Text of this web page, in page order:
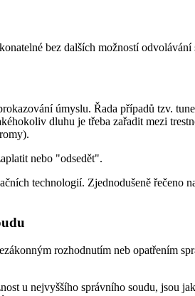
bez dalších možností odvolávání
úmyslu. Řada případů tzv.
dluhu je třeba zařadit mezi
nebo "odsedět".
technologií. Zjednodušeně řečeno
rozhodnutím neb opatřením
u nejvyššího správního soudu, jsou